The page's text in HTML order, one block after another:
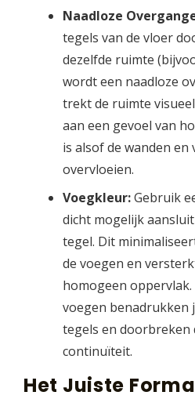
Naadloze
tegels van de vloer
dezelfde ruimte
wordt een naadloze
trekt de ruimte
aan een gevoel van
is alsof de wanden en
overvloeien.
Voegkleur:Gebruik
dicht mogelijk
tegel. Dit
de voegen en
homogeen
voegen benadrukken
tegels en doorbreken
continuïteit.
Het Juiste